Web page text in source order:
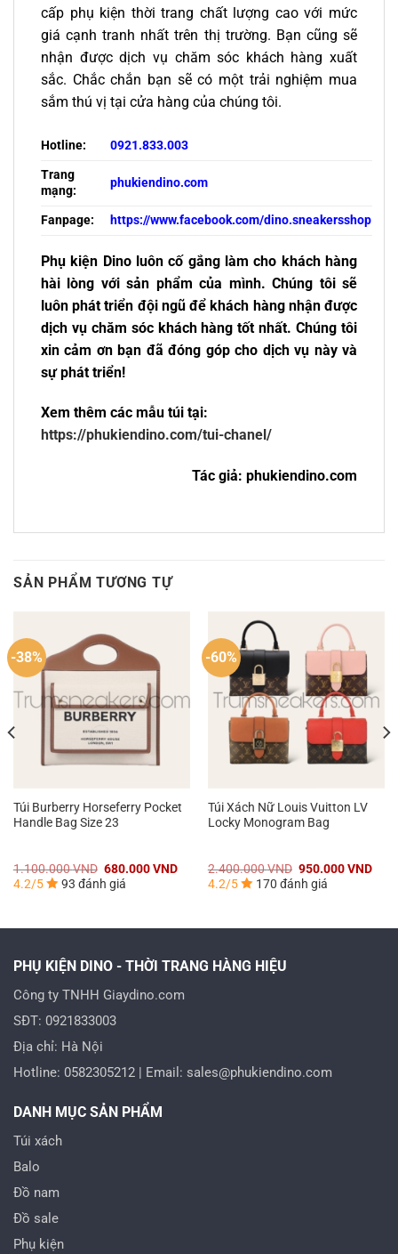
cấp phụ kiện thời trang chất lượng cao với mức
giá cạnh tranh nhất trên thị trường. Bạn cũng sẽ
nhận được dịch vụ chăm sóc khách hàng xuất
sắc. Chắc chắn bạn sẽ có một trải nghiệm mua
sắm thú vị tại cửa hàng của chúng tôi.
Hotline:
0921.833.003
Trang
mạng:
phukiendino.com
Fanpage: https://www.facebook.com/dino.sneakersshop
Phụ kiện Dino luôn cố gắng làm cho khách hàng
hài lòng với sản phẩm của mình. Chúng tôi sẽ
luôn phát triển đội ngũ để khách hàng nhận được
dịch vụ chăm sóc khách hàng tốt nhất. Chúng tôi
xin cảm ơn bạn đã đóng góp cho dịch vụ này và
sự phát triển!
Xem thêm các mẫu túi tại:
https://phukiendino.com/tui-chanel/
Tác giả: phukiendino.com
SẢN PHẨM TƯƠNG TỰ
-38%
Túi Burberry Horseferry Pocket
Handle Bag Size 23
1.100.000VND Giá
gốc
là:
680.000VNDGiá
4.2/5 93 đánh giá
-60%
Túi Xách Nữ Louis Vuitton LV
Locky Monogram Bag
2.400.000VND Giá
gốc
là:
950.000VNDGiá
4.2/5 170 đánh giá
PHỤ KIỆN DINO - THỜI TRANG HÀNG HIỆU
Công ty TNHH Giaydino.com
SĐT: 0921833003
Địa chỉ: Hà Nội
Hotline: 0582305212 | Email: sales@phukiendino.com
DANH MỤC SẢN PHẨM
Túi xách
Balo
Đồ nam
Đồ sale
Phụ kiện